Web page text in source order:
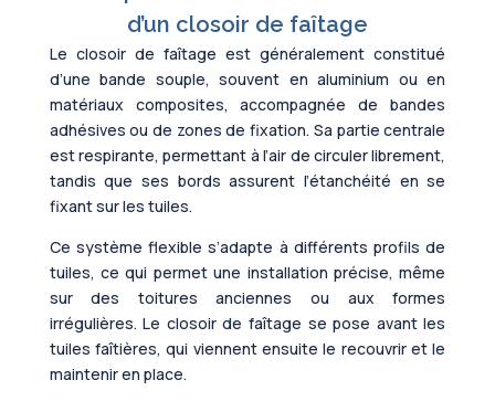
d’un closoir de faîtage
Le closoir de faîtage est généralement constitué
d’une bande souple, souvent en aluminium ou en
matériaux composites, accompagnée de bandes
adhésives ou de zones de fixation. Sa partie centrale
est respirante, permettant à l’air de circuler librement,
tandis que ses bords assurent l’étanchéité en se
fixant sur les tuiles.
Ce système flexible s’adapte à différents profils de
tuiles, ce qui permet une installation précise, même
sur des toitures anciennes ou aux formes
irrégulières. Le closoir de faîtage se pose avant les
tuiles faîtières, qui viennent ensuite le recouvrir et le
maintenir en place.